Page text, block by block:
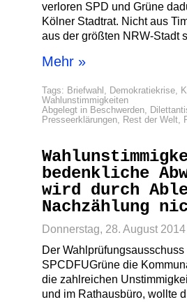
verloren SPD und Grüne
Kölner Stadtrat. Nicht aus
aus der größten NRW-Stadt
Mehr »
Tags: Briefwahl , Demokratiekrise,
Wahlunstimmigkeiten
Abgelegt in Beschwerden,
Presseerklärungen, Rest der Welt,
bedenkliche
wird durch
Nachzählung
Donnerstag, 28. August 2014
Der
SPCDFUGrüne die
die zahlreichen
und im Rathausbüro, wollte